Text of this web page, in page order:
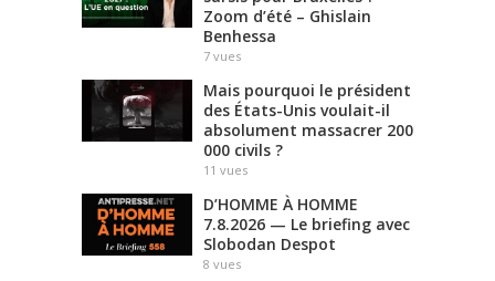
Zoom d’été – Ghislain
Benhessa
7 vues
Mais pourquoi le président
des États-Unis voulait-il
absolument massacrer 200
000 civils ?
11 vues
D’HOMME À HOMME
7.8.2026 — Le briefing avec
Slobodan Despot
8 vues